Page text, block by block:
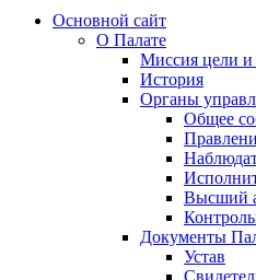
Основной сайт
О Палате
Миссия цели и
История
Органы
Общее
Высший
Документы
Устав